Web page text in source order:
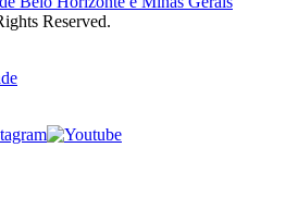
Reserved.